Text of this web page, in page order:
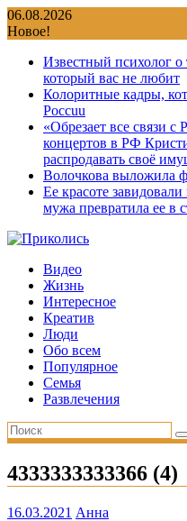
Перейти
к
06.08.2026
Новое!
Известный психолог о
который вас не любит
Колоритные кадры,
Россuu
«Обрезает все связи с
концертов в РФ
распродавать своё
Волочкова выложила
Ее красоте
мужа превратила ее в
Видео
Жизнь
Интересное
Креатив
Люди
Обо всем
Популярное
Семья
Развлечения
4333333333366 (4)
16.03.2021 Анна